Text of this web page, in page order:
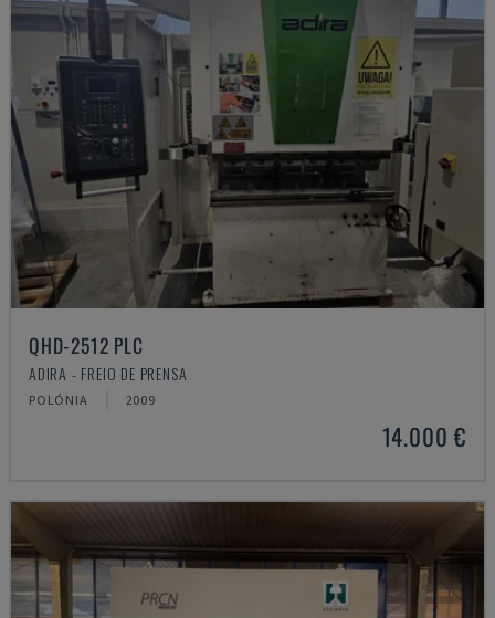
QHD-2512 PLC
ADIRA - FREIO DE PRENSA
POLÓNIA 2009
14.000 €